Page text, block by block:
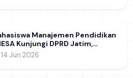
Internasional dukung SDG 4
Manajemen Pendidikan
Kunjungi DPRD Jatim,
Pemahaman Kebijakan
14 Jun 2026